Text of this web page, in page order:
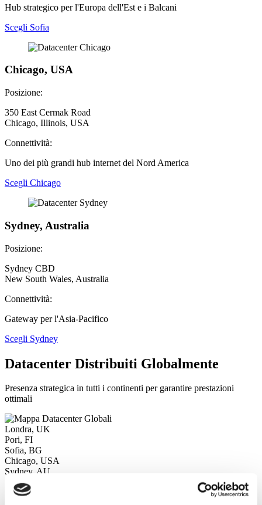
Hub strategico per l'Europa dell'Est e i Balcani
Scegli Sofia
Chicago, USA
Posizione:
350 East Cermak Road
Chicago, Illinois, USA
Connettività:
Uno dei più grandi hub internet del Nord America
Scegli Chicago
Sydney, Australia
Posizione:
Sydney CBD
New South Wales, Australia
Connettività:
Gateway per l'Asia-Pacifico
Scegli Sydney
Datacenter Distribuiti Globalmente
Presenza strategica in tutti i continenti per garantire prestazioni
ottimali
Londra, UK
Pori, FI
Sofia, BG
Chicago, USA
Sydney, AU
Hosting NOLIMITS opera dal 2008 fornendo soluzioni hosting